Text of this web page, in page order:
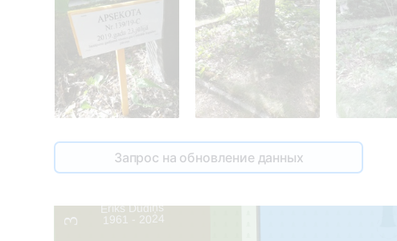
Запрос на обновление данных
3
Ēriks Dūdiņš
1961 - 2024